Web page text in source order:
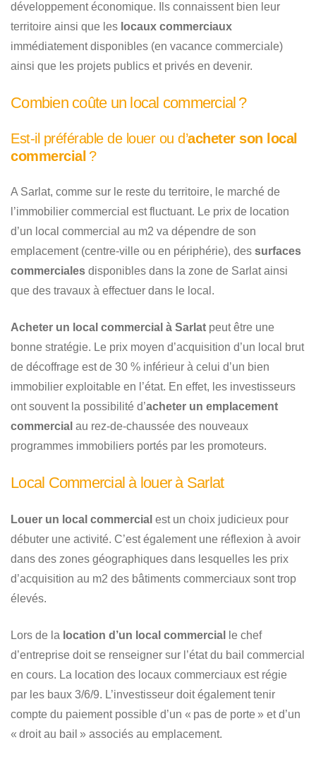
développement économique. Ils connaissent bien leur
territoire ainsi que les locaux commerciaux
immédiatement disponibles (en vacance commerciale)
ainsi que les projets publics et privés en devenir.
Combien coûte un local commercial ?
Est-il préférable de louer ou d’acheter son local
commercial ?
A Sarlat, comme sur le reste du territoire, le marché de
l’immobilier commercial est fluctuant. Le prix de location
d’un local commercial au m2 va dépendre de son
emplacement (centre-ville ou en périphérie), des surfaces
commerciales disponibles dans la zone de Sarlat ainsi
que des travaux à effectuer dans le local.
Acheter un local commercial à Sarlat peut être une
bonne stratégie. Le prix moyen d’acquisition d’un local brut
de décoffrage est de 30 % inférieur à celui d’un bien
immobilier exploitable en l’état. En effet, les investisseurs
ont souvent la possibilité d’acheter un emplacement
commercial au rez-de-chaussée des nouveaux
programmes immobiliers portés par les promoteurs.
Local Commercial à louer à Sarlat
Louer un local commercial est un choix judicieux pour
débuter une activité. C’est également une réflexion à avoir
dans des zones géographiques dans lesquelles les prix
d’acquisition au m2 des bâtiments commerciaux sont trop
élevés.
Lors de la location d’un local commercial
le chef
d’entreprise doit se renseigner sur l’état du bail commercial
en cours. La location des locaux commerciaux est régie
par les baux 3/6/9. L’investisseur doit également tenir
compte du paiement possible d’un « pas de porte » et d’un
« droit au bail » associés au emplacement.